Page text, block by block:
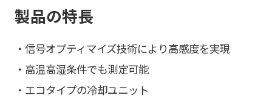
製品の特長
・信号オプティマイズ技術により高感度を実現
・高温高湿条件でも測定可能
・エコタイプの冷却ユニット